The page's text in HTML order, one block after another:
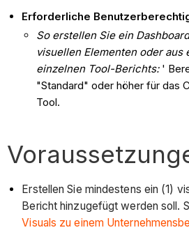
Erforderliche
So erstellen Sie ein
visuellen Elementen oder aus
einzelnen Tool-Berichts:'
"Standard" oder höher für das
Tool.
Erstellen Sie mindestens ein (1)
Bericht hinzugefügt werden soll.
Visuals zu einem